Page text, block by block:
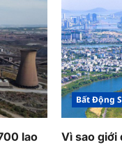
lao
Bất Động
Vì sao giới